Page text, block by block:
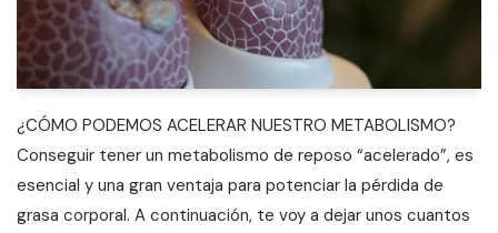
¿CÓMO PODEMOS ACELERAR NUESTRO METABOLISMO?
Conseguir tener un metabolismo de reposo “acelerado”, es
esencial y una gran ventaja para potenciar la pérdida de
grasa corporal. A continuación, te voy a dejar unos cuantos